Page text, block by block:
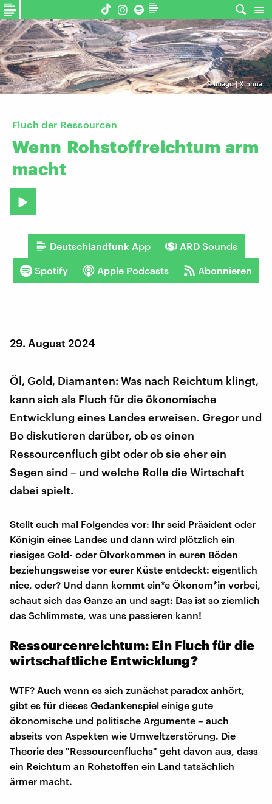
©Imago | Xinhua
Fluch der Ressourcen
Wenn Rohstoffreichtum arm
macht
Deutschlandfunk App ARD Sounds
Spotify Apple Podcasts Abonnieren
29. August 2024
Öl, Gold, Diamanten: Was nach Reichtum klingt,
kann sich als Fluch für die ökonomische
Entwicklung eines Landes erweisen. Gregor und
Bo diskutieren darüber, ob es einen
Ressourcenfluch gibt oder ob sie eher ein
Segen sind – und welche Rolle die Wirtschaft
dabei spielt.
Stellt euch mal Folgendes vor: Ihr seid Präsident oder
Königin eines Landes und dann wird plötzlich ein
riesiges Gold- oder Ölvorkommen in euren Böden
beziehungsweise vor eurer Küste entdeckt: eigentlich
nice, oder? Und dann kommt ein*e Ökonom*in vorbei,
schaut sich das Ganze an und sagt: Das ist so ziemlich
das Schlimmste, was uns passieren kann!
Ressourcenreichtum: Ein Fluch für die
wirtschaftliche Entwicklung?
WTF? Auch wenn es sich zunächst paradox anhört,
gibt es für dieses Gedankenspiel einige gute
ökonomische und politische Argumente – auch
abseits von Aspekten wie Umweltzerstörung. Die
Theorie des "Ressourcenfluchs" geht davon aus, dass
ein Reichtum an Rohstoffen ein Land tatsächlich
ärmer macht.